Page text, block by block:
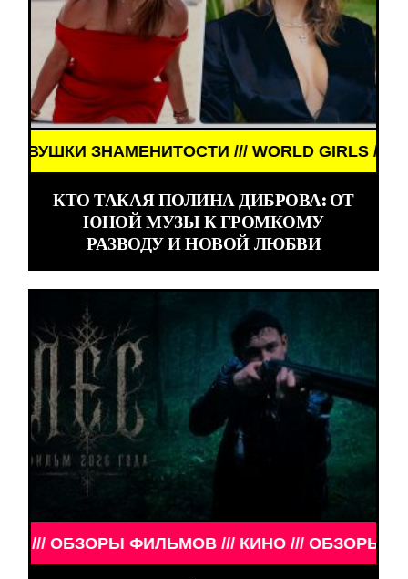
/// WORLD GIRLS /// ДЕВУШКИ
КТО ТАКАЯ ПОЛИНА ДИБРОВА: ОТ
ЮНОЙ МУЗЫ К ГРОМКОМУ
РАЗВОДУ И НОВОЙ ЛЮБВИ
ФИЛЬМОВ /// КИНО /// ОБЗОРЫ